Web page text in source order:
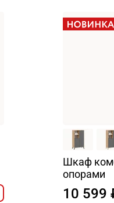
Шкаф
опорами
10 599